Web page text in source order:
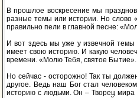
В прошлое воскресение мы
разные темы или истории. Но слово
правильно пели в главной песне:
И вот здесь мы уже у извечной
имеет свою историю. И какую
времени. «Молю Тебя, святое
Но сейчас - осторожно! Так ты
другое. Ведь наш Бог стал
историю с людьми. Он – Творец мира